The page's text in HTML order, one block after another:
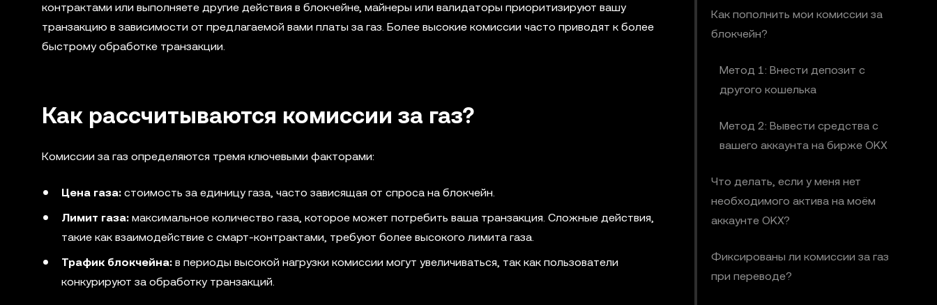
контрактами или выполняете другие действия в блокчейне, майнеры или валидаторы приоритизируют вашу
транзакцию в зависимости от предлагаемой вами платы за газ. Более высокие комиссии часто приводят к более
быстрому обработке транзакции.
Как рассчитываются комиссии за газ?
Комиссии за газ определяются тремя ключевыми факторами:
Цена газа: стоимость за единицу газа, часто зависящая от спроса на блокчейн.
Лимит газа: максимальное количество газа, которое может потребить ваша транзакция. Сложные действия,
такие как взаимодействие с смарт-контрактами, требуют более высокого лимита газа.
Трафик блокчейна: в периоды высокой нагрузки комиссии могут увеличиваться, так как пользователи
конкурируют за обработку транзакций.
Как пополнить мои комиссии за
блокчейн?
Метод 1: Внести депозит с
другого кошелька
Метод 2: Вывести средства с
вашего аккаунта на бирже OKX
Что делать, если у меня нет
необходимого актива на моём
аккаунте OKX?
Фиксированы ли комиссии за газ
при переводе?